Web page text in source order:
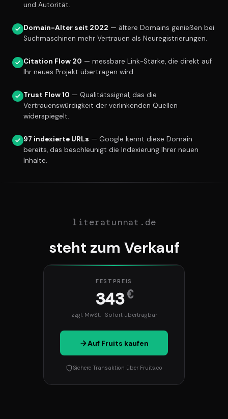
und Autorität.
Domain-Alter seit 2022 — ältere Domains genießen bei
Suchmaschinen mehr Vertrauen als Neuregistrierungen.
Citation Flow 20 — messbare Link-Stärke, die direkt auf
Ihr neues Projekt übertragen wird.
Trust Flow 10 — Qualitätssignal, das die
Vertrauenswürdigkeit der verlinkenden Quellen
widerspiegelt.
97 indexierte URLs — Google kennt diese Domain
bereits, das beschleunigt die Indexierung Ihrer neuen
Inhalte.
literatunnat.de
steht zum Verkauf
FESTPREIS
343€
zzgl. MwSt. · Sofort übertragbar
Auf Fruits kaufen
Sichere Transaktion über Fruits.co